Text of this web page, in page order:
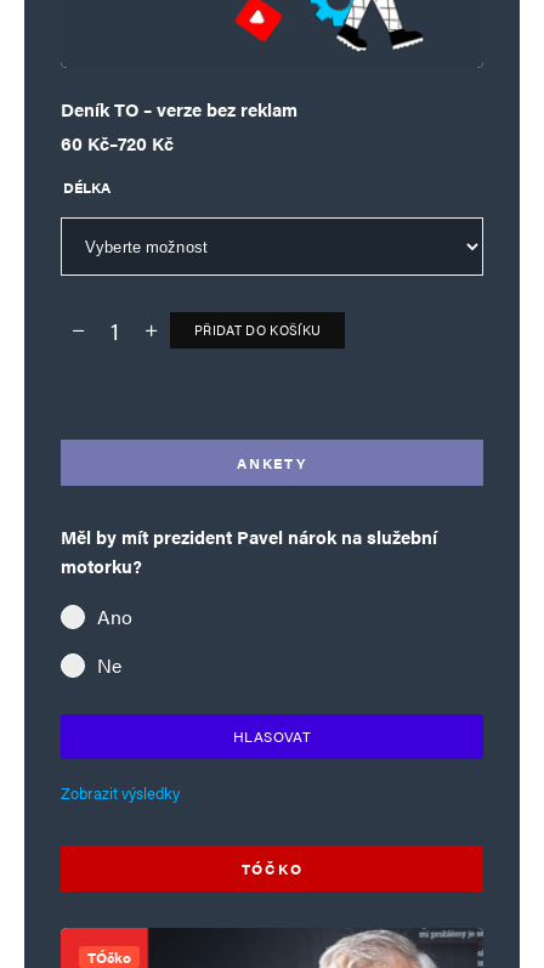
Deník TO – verze bez reklam
60 Kč–720 Kč
Rozpětí cen: 60 Kč až 720 Kč
DÉLKA
Deník TO – verze bez reklam množství
PŘIDAT DO KOŠÍKU
ANKETY
Měl by mít prezident Pavel nárok na služební
motorku?
Ano
Ne
HLASOVAT
Zobrazit výsledky
TÓČKO
TÓčko